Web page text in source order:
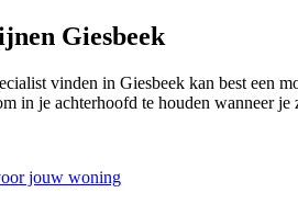
Giesbeek
vinden in Giesbeek kan best een
in je achterhoofd te houden wanneer
jouw woning